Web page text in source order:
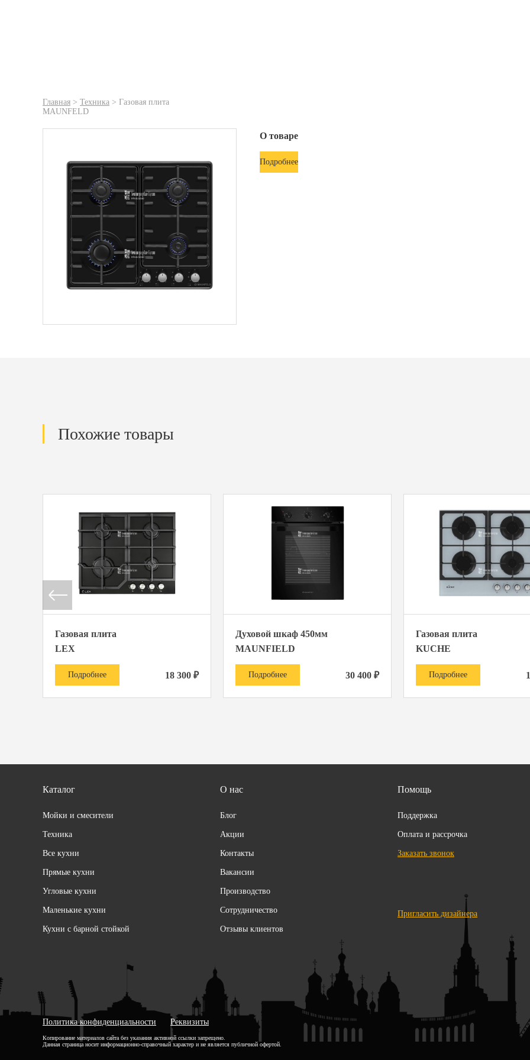
Главная > Техника > Газовая плита
MAUNFELD
О товаре
Подробнее
Похожие товары
Газовая плита
LEX
Подробнее 18 300 ₽
Духовой шкаф 450мм
MAUNFIELD
Подробнее 30 400 ₽
Газовая плита
KUCHE
Подробнее
Каталог
Мойки и смесители
Техника
Все кухни
Прямые кухни
Угловые кухни
Маленькие кухни
Кухни с барной стойкой
О нас
Блог
Акции
Контакты
Вакансии
Производство
Сотрудничество
Отзывы клиентов
Помощь
Поддержка
Оплата и рассрочка
Заказать звонок
Пригласить дизайнера
Политика конфиденциальности Реквизиты
Копирование материалов сайта без указания активной ссылки запрещено.
Данная страница носит информационно-справочный характер и не является публичной офертой.